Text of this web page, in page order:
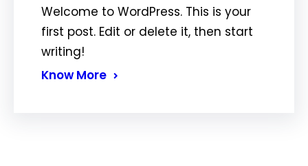
Welcome to WordPress. This is your
first post. Edit or delete it, then start
writing!
Know More